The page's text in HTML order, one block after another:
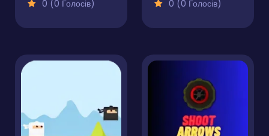
0 (0 Голосів) 0 (0 Голосів)